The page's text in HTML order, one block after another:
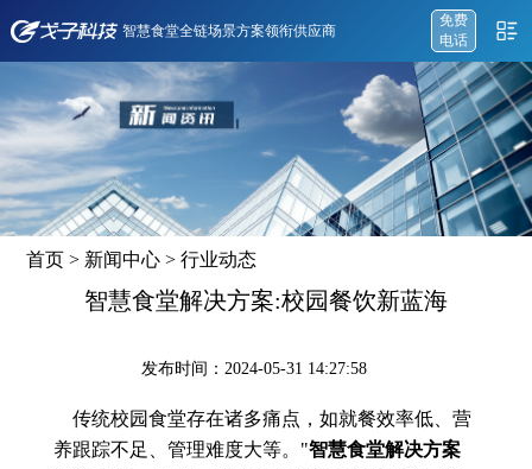
智慧食堂全链场景方案领衔供应商
免费
电话
首页 > 新闻中心 >行业动态
智慧食堂解决方案:校园餐饮新蓝海
发布时间：2024-05-31 14:27:58
传统校园食堂存在诸多痛点，如就餐效率低、营
养跟踪不足、管理难度大等。"智慧食堂解决方案